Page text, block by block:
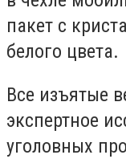
пакет с
белого цвета.
Все изъятые
экспертное
уголовных